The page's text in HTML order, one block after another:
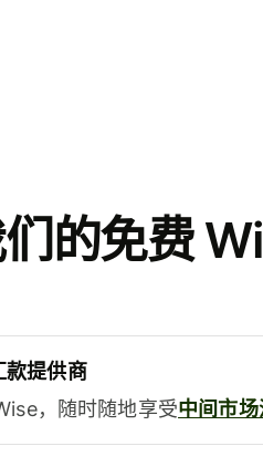
的免费
款提供商
，随时随地享受中间市